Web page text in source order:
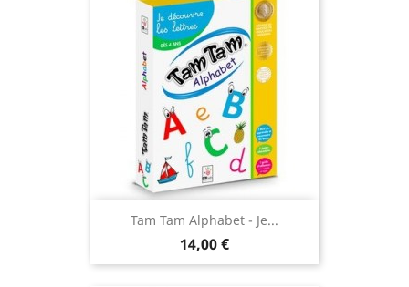
Tam Tam Alphabet - Je...
Prix
14,00 €